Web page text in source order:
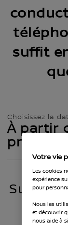
suffit
Choisissez la
À partir
Sur
Votre vie
Les cookies
expérience
pour
Nous les
et découvrir
nous aide à